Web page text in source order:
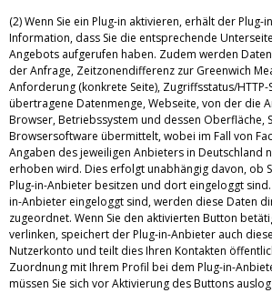
(2) Wenn Sie ein Plug-in aktivieren, erhält der Plug-
Information, dass Sie die entsprechende
Angebots aufgerufen haben. Zudem werden
der Anfrage, Zeitzonendifferenz zur Greenwich
Anforderung (konkrete Seite), Zugriffsstatus/
übertragene Datenmenge, Webseite, von der die
Browser, Betriebssystem und dessen Oberfläche,
Browsersoftware übermittelt, wobei im Fall von
Angaben des jeweiligen Anbieters in Deutschland
erhoben wird. Dies erfolgt unabhängig davon, ob
Plug-in-Anbieter besitzen und dort eingeloggt
in-Anbieter eingeloggt sind, werden diese Daten
zugeordnet. Wenn Sie den aktivierten Button
verlinken, speichert der Plug-in-Anbieter auch
Nutzerkonto und teilt dies Ihren Kontakten
Zuordnung mit Ihrem Profil bei dem Plug-in-
müssen Sie sich vor Aktivierung des Buttons